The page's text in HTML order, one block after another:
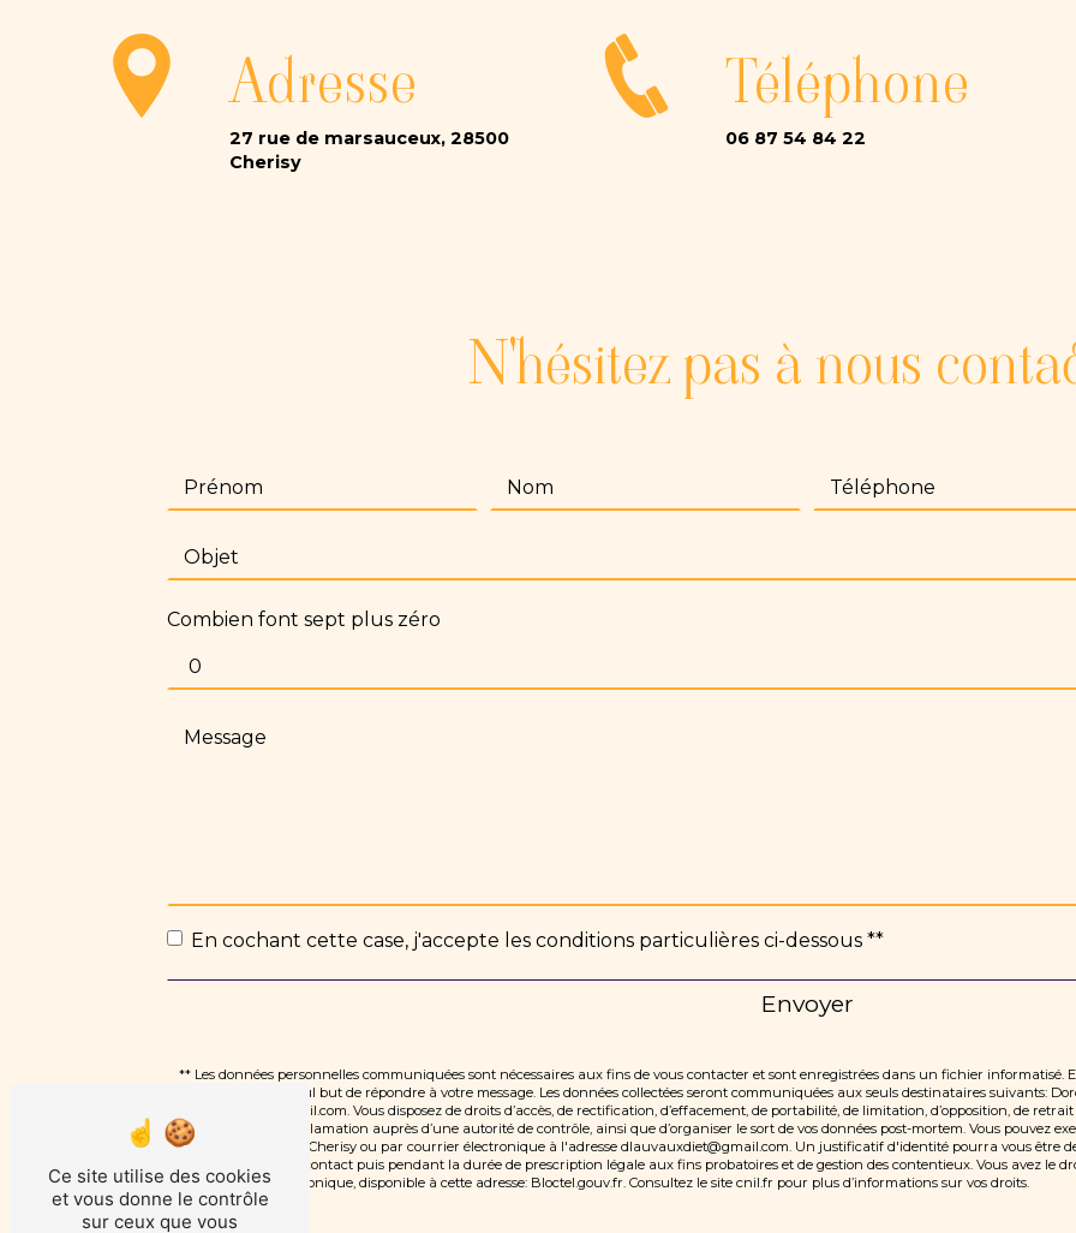
Adresse
27 rue de marsauceux, 28500
Cherisy
Téléphone
06 87 54 84 22
N'hésitez pas à nous
Combien font sept plus zéro
En cochant cette case, j'accepte les conditions particulières ci-dessous **
Envoyer
** Les données personnelles communiquées sont nécessaires aux fins de vous contacter et sont enregistrées dans un fichier informatisé.
traitants dans le seul but de répondre à votre message. Les données collectées seront communiquées aux seuls destinataires suivants:
dlauvauxdiet@gmail.com. Vous disposez de droits d’accès, de rectification, d’effacement, de portabilité, de limitation, d’opposition, de
d’introduire une réclamation auprès d’une autorité de contrôle, ainsi que d’organiser le sort de vos données post-mortem. Vous pouvez
marsauceux, 28500 Cherisy ou par courrier électronique à l'adresse dlauvauxdiet@gmail.com. Un justificatif d'identité pourra vous être
période de prise de contact puis pendant la durée de prescription légale aux fins probatoires et de gestion des contentieux. Vous avez le
démarchage téléphonique, disponible à cette adresse: Bloctel.gouv.fr . Consultez le site cnil.fr pour plus d’informations sur vos droits.
Ce site utilise des cookies
et vous donne le contrôle
sur ceux que vous